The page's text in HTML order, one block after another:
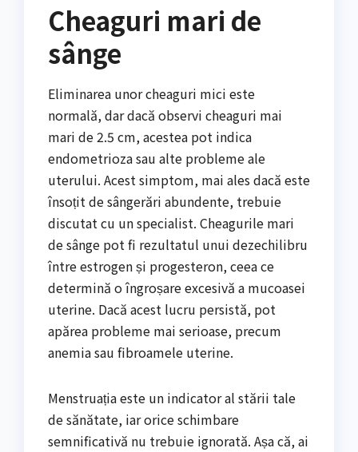
Cheaguri mari de
sânge
Eliminarea unor cheaguri mici este
normală, dar dacă observi cheaguri mai
mari de 2.5 cm, acestea pot indica
endometrioza sau alte probleme ale
uterului. Acest simptom, mai ales dacă este
însoțit de sângerări abundente, trebuie
discutat cu un specialist. Cheagurile mari
de sânge pot fi rezultatul unui dezechilibru
între estrogen și progesteron, ceea ce
determină o îngroșare excesivă a mucoasei
uterine. Dacă acest lucru persistă, pot
apărea probleme mai serioase, precum
anemia sau fibroamele uterine.
Menstruația este un indicator al stării tale
de sănătate, iar orice schimbare
semnificativă nu trebuie ignorată. Așa că, ai